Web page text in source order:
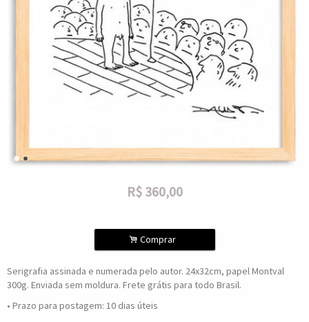
R$ 360,00
. Comprar
Serigrafia assinada e numerada pelo autor. 24x32cm, papel Montval
300g. Enviada sem moldura. Frete grátis para todo Brasil.
• Prazo para postagem: 10 dias úteis